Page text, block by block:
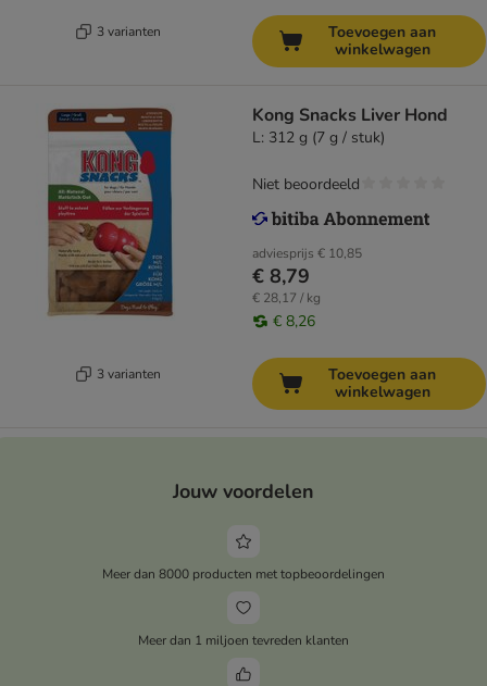
3 varianten
Toevoegen aan
winkelwagen
3 varianten
Kong Snacks Liver Hond
L: 312 g (7 g / stuk)
adviesprijs € 10,85
€ 8,79
€ 28,17 / kg
€ 8,26
Niet beoordeeld
Toevoegen aan
winkelwagen
Jouw voordelen
Meer dan 8000 producten met topbeoordelingen
Meer dan 1 miljoen tevreden klanten